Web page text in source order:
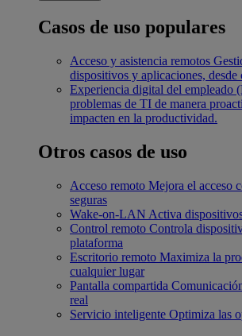
Casos de uso populares
Acceso y asistencia remotos
dispositivos y aplicaciones, desde
Experiencia digital del empleado
problemas de TI de manera
impacten en la productividad.
Otros casos de uso
Acceso remoto Mejora el acceso
seguras
Wake-on-LAN Activa
Control remoto Controla
plataforma
Escritorio remoto Maximiza la
cualquier lugar
Pantalla compartida
real
Servicio inteligente Optimiza las